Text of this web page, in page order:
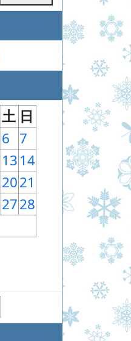
土 日
6 7
1314
2021
2728